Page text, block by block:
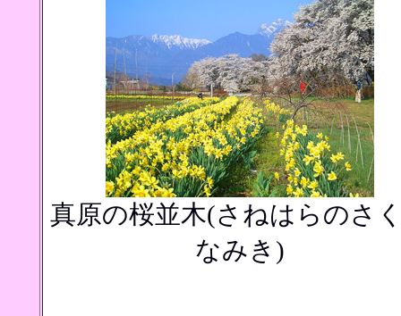
真原の桜並木(さねはらのさ
なみき)